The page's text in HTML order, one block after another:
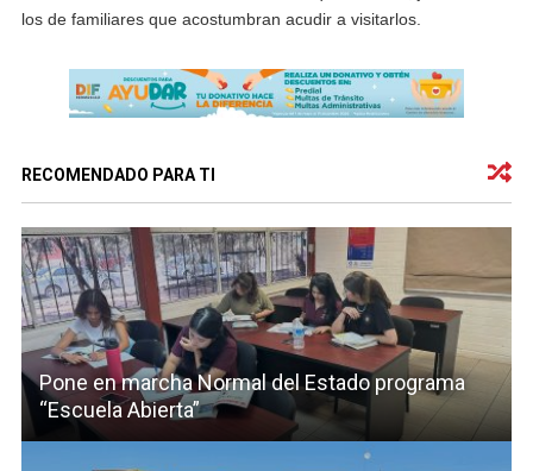
los de familiares que acostumbran acudir a visitarlos.
RECOMENDADO PARA TI
Pone en marcha Normal del Estado programa
“Escuela Abierta”